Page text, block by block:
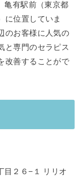
亀有駅前（東京都
に位置していま
のお客様に人気の
と専門のセラピス
改善することがで
目２６−１ リリオ